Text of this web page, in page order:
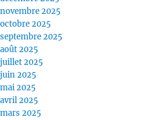
novembre 2025
octobre 2025
septembre 2025
août 2025
juillet 2025
juin 2025
mai 2025
avril 2025
mars 2025